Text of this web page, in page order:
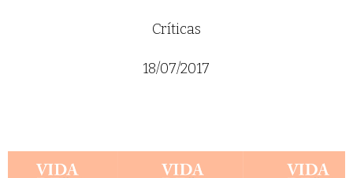
Críticas
18/07/2017